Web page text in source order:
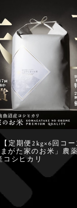
【定期便2kg×6回コ
がた家のお米」農
シヒカリ